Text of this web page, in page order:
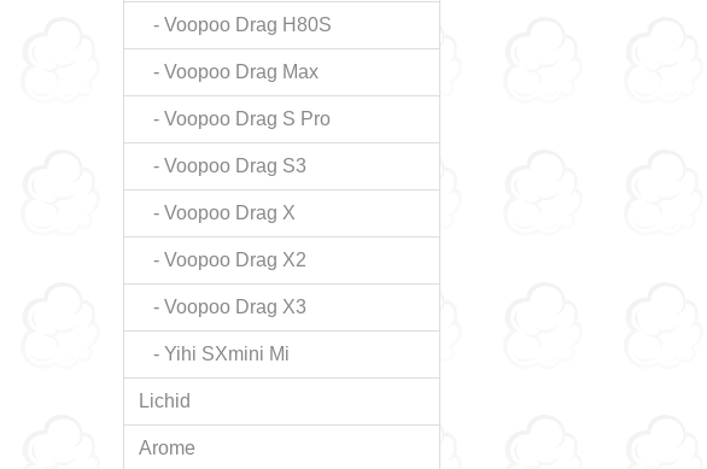
- Voopoo Drag H80S
- Voopoo Drag Max
- Voopoo Drag S Pro
- Voopoo Drag S3
- Voopoo Drag X
- Voopoo Drag X2
- Voopoo Drag X3
- Yihi SXmini Mi
Lichid
Arome